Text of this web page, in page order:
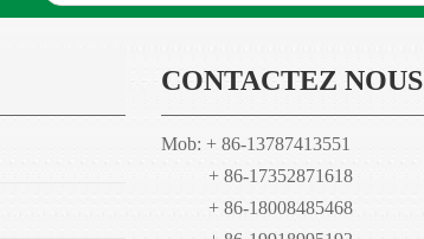
CONTACTEZ NOUS
Mob: + 86-13787413551
+ 86-17352871618
+ 86-18008485468